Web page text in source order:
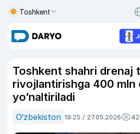
Toshkent
Toshkent shahri drenaj
rivojlantirishga 400 mln
yo‘naltiriladi
O‘zbekiston 19:25 / 27.05.2026